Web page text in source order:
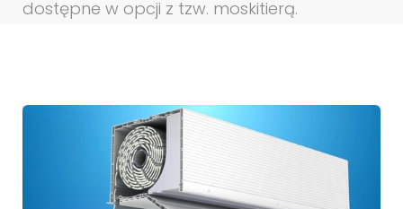
dostępne w opcji z tzw. moskitierą.